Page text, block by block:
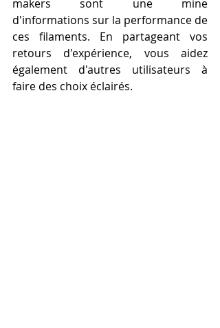
makers sont une mine
d'informations sur la performance de
ces filaments. En partageant vos
retours d'expérience, vous aidez
également d'autres utilisateurs à
faire des choix éclairés.